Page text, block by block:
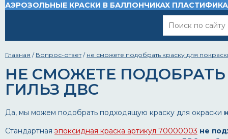
АЭРОЗОЛЬНЫЕ КРАСКИ В БАЛЛОНЧИКАХ
Главная / Вопрос-ответ / не сможете подобрать краску для
НЕ СМОЖЕТЕ
ГИЛЬЗ ДВС
Да, мы можем подобрать подходящую краску для окраски
Стандартная эпоксидная краска артикул 70000003 не